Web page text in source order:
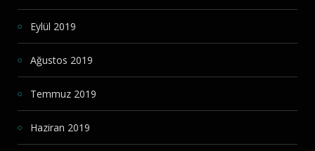
Eylül 2019
Ağustos 2019
Temmuz 2019
Haziran 2019